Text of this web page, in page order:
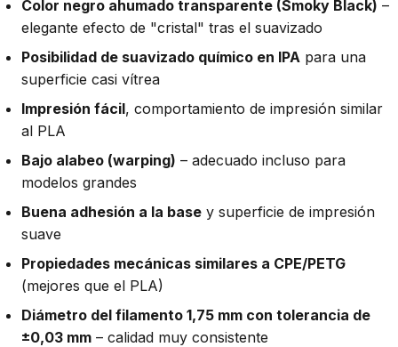
Color negro ahumado transparente (Smoky Black) –
elegante efecto de "cristal" tras el suavizado
Posibilidad de suavizado químico en IPA para una
superficie casi vítrea
Impresión fácil, comportamiento de impresión similar
al PLA
Bajo alabeo (warping) – adecuado incluso para
modelos grandes
Buena adhesión a la base y superficie de impresión
suave
Propiedades mecánicas similares a CPE/PETG
(mejores que el PLA)
Diámetro del filamento 1,75 mm con tolerancia de
±0,03 mm – calidad muy consistente